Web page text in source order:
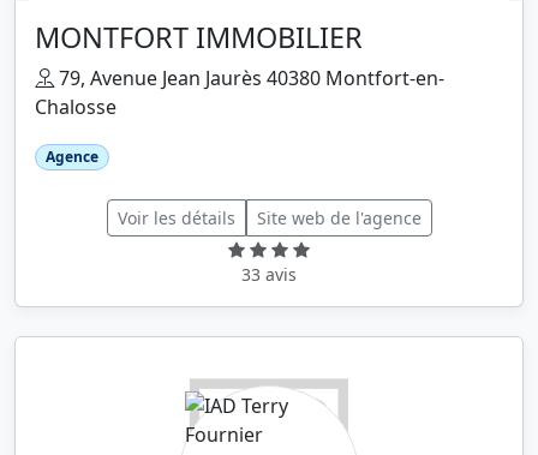
MONTFORT IMMOBILIER
79, Avenue Jean Jaurès 40380 Montfort-en-
Chalosse
Agence
Voir les détails Site web de l'agence
33 avis